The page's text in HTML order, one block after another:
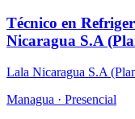
Técnico en
Nicaragua S.A
Lala Nicaragua S.A
Managua · Presencial